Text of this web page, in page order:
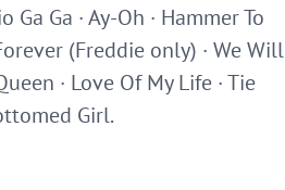
Ga · Ay-Oh · Hammer To
(Freddie only) · We Will
· Love Of My Life · Tie
Girl.